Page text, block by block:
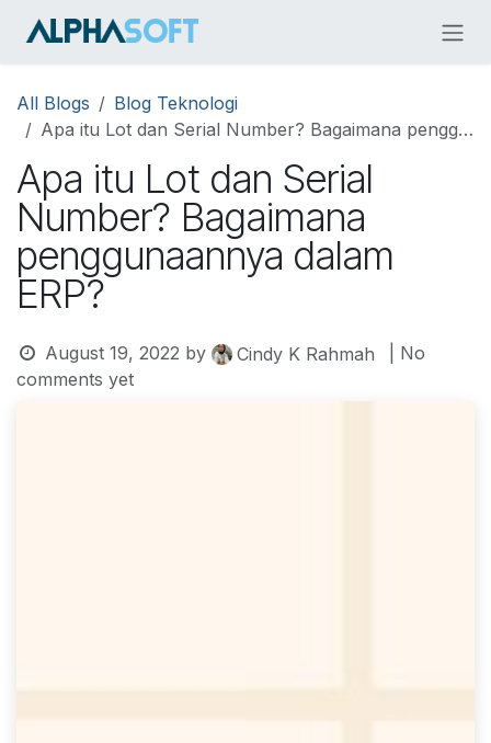
All Blogs
Blog Teknologi
Apa itu Lot dan Serial Number? Bagaimana penggunaannya dalam ERP?
Apa itu Lot dan Serial
Number? Bagaimana
penggunaannya dalam
ERP?
August 19, 2022 by Cindy K Rahmah
| No
comments yet